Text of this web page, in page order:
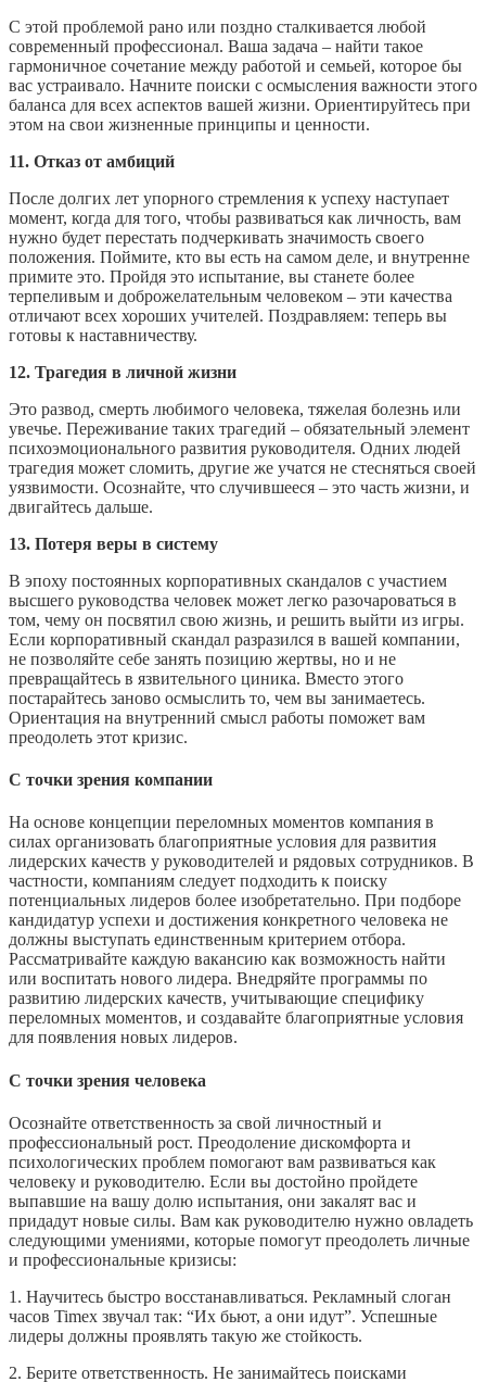
С этой проблемой рано или поздно сталкивается любой
современный профессионал. Ваша задача – найти такое
гармоничное сочетание между работой и семьей, которое бы
вас устраивало. Начните поиски с осмысления важности этого
баланса для всех аспектов вашей жизни. Ориентируйтесь при
этом на свои жизненные принципы и ценности.
11. Отказ от амбиций
После долгих лет упорного стремления к успеху наступает
момент, когда для того, чтобы развиваться как личность, вам
нужно будет перестать подчеркивать значимость своего
положения. Поймите, кто вы есть на самом деле, и внутренне
примите это. Пройдя это испытание, вы станете более
терпеливым и доброжелательным человеком – эти качества
отличают всех хороших учителей. Поздравляем: теперь вы
готовы к наставничеству.
12. Трагедия в личной жизни
Это развод, смерть любимого человека, тяжелая болезнь или
увечье. Переживание таких трагедий – обязательный элемент
психоэмоционального развития руководителя. Одних людей
трагедия может сломить, другие же учатся не стесняться своей
уязвимости. Осознайте, что случившееся – это часть жизни, и
двигайтесь дальше.
13. Потеря веры в систему
В эпоху постоянных корпоративных скандалов с участием
высшего руководства человек может легко разочароваться в
том, чему он посвятил свою жизнь, и решить выйти из игры.
Если корпоративный скандал разразился в вашей компании,
не позволяйте себе занять позицию жертвы, но и не
превращайтесь в язвительного циника. Вместо этого
постарайтесь заново осмыслить то, чем вы занимаетесь.
Ориентация на внутренний смысл работы поможет вам
преодолеть этот кризис.
С точки зрения компании
На основе концепции переломных моментов компания в
силах организовать благоприятные условия для развития
лидерских качеств у руководителей и рядовых сотрудников. В
частности, компаниям следует подходить к поиску
потенциальных лидеров более изобретательно. При подборе
кандидатур успехи и достижения конкретного человека не
должны выступать единственным критерием отбора.
Рассматривайте каждую вакансию как возможность найти
или воспитать нового лидера. Внедряйте программы по
развитию лидерских качеств, учитывающие специфику
переломных моментов, и создавайте благоприятные условия
для появления новых лидеров.
С точки зрения человека
Осознайте ответственность за свой личностный и
профессиональный рост. Преодоление дискомфорта и
психологических проблем помогают вам развиваться как
человеку и руководителю. Если вы достойно пройдете
выпавшие на вашу долю испытания, они закалят вас и
придадут новые силы. Вам как руководителю нужно овладеть
следующими умениями, которые помогут преодолеть личные
и профессиональные кризисы:
1. Научитесь быстро восстанавливаться. Рекламный слоган
часов Timex звучал так: “Их бьют, а они идут”. Успешные
лидеры должны проявлять такую же стойкость.
2. Берите ответственность. Не занимайтесь поисками